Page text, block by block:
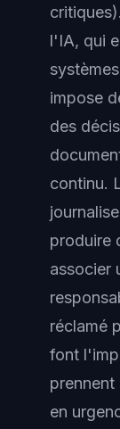
l'IA, qui
impose
des
continu.
produire
associer
réclamé
font
en